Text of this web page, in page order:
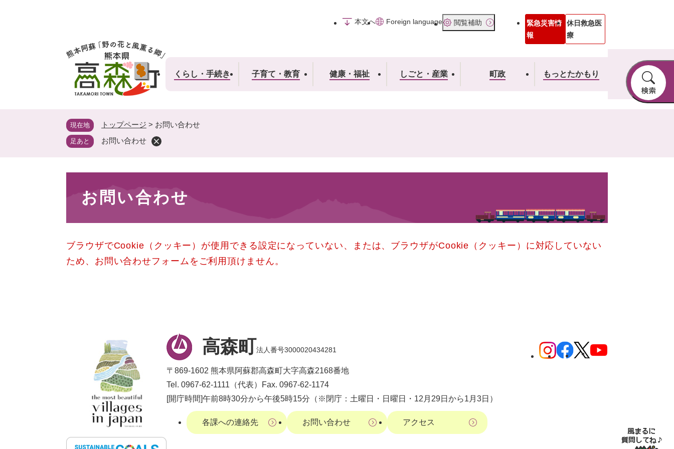
本文へ
Foreign language 閲覧補助
くらし・手続き 子育て・教育 健康・福祉 しごと・産業 町政 もっとたかもり
緊急災害情
報
休日救急医
療
現在地 トップページ > お問い合わせ
足あと お問い合わせ
お問い合わせ
ブラウザでCookie（クッキー）が使用できる設定になっていない、または、ブラウザがCookie（クッキー）に対応していない
ため、お問い合わせフォームをご利用頂けません。
高森町法人番号3000020434281
〒869-1602 熊本県阿蘇郡高森町大字高森2168番地
Tel. 0967-62-1111（代表）
Fax. 0967-62-1174
[開庁時間]午前8時30分から午後5時15分（※閉庁：土曜日・日曜日・12月29日から1月3日）
各課への連絡先 お問い合わせ アクセス